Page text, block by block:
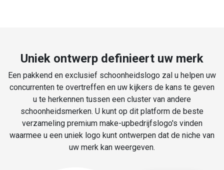
Uniek ontwerp definieert uw merk
Een pakkend en exclusief schoonheidslogo zal u helpen uw
concurrenten te overtreffen en uw kijkers de kans te geven
u te herkennen tussen een cluster van andere
schoonheidsmerken. U kunt op dit platform de beste
verzameling premium make-upbedrijfslogo's vinden
waarmee u een uniek logo kunt ontwerpen dat de niche van
uw merk kan weergeven.